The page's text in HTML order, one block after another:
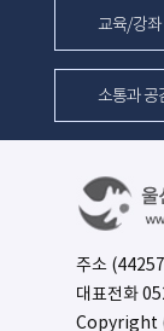
교육/강좌
소통과 공
주소
대표전화
Copyright